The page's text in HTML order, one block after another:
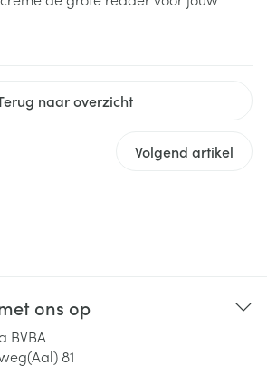
naar overzicht
Volgend artikel
ons op
BVBA
81